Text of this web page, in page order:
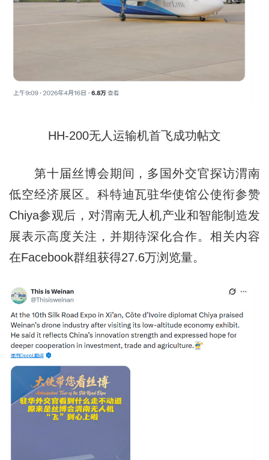
HH-200无人运输机首飞成功帖文
第十届丝博会期间，多国外交官探访渭南
低空经济展区。科特迪瓦驻华使馆公使衔参赞
Chiya参观后，对渭南无人机产业和智能制造发
展表示高度关注，并期待深化合作。相关内容
在Facebook群组获得27.6万浏览量。